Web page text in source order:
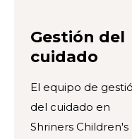
Gestión del
cuidado
El equipo de
del cuidado en
Shriners Children's